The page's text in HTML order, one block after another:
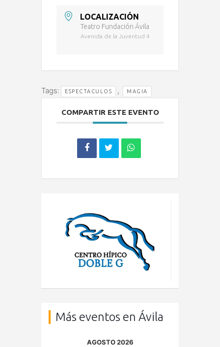
LOCALIZACIÓN
Teatro Fundación Ávila
Avenida de la Juventud 4
Tags: ESPECTACULOS , MAGIA
COMPARTIR ESTE EVENTO
Más eventos en Ávila
AGOSTO 2026